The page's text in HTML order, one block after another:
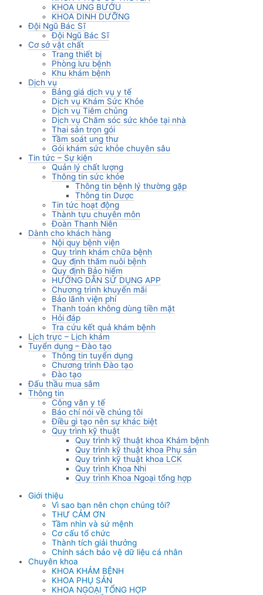
KHOA UNG BƯỚU
KHOA DINH DƯỠNG
Đội Ngũ Bác Sĩ
Đội Ngũ Bác Sĩ
Cơ sở vật chất
Trang thiết bị
Phòng lưu bệnh
Khu khám bệnh
Dịch vụ
Bảng giá dịch vụ y tế
Dịch vụ Khám Sức Khỏe
Dịch vụ Tiêm chủng
Dịch vụ Chăm sóc sức khỏe tại nhà
Thai sản trọn gói
Tầm soát ung thư
Gói khám sức khỏe chuyên sâu
Tin tức – Sự kiện
Quản lý chất lượng
Thông tin sức khỏe
Thông tin bệnh lý thường gặp
Thông tin Dược
Tin tức hoạt động
Thành tựu chuyên môn
Đoàn Thanh Niên
Dành cho khách hàng
Nội quy bệnh viện
Quy trình khám chữa bệnh
Quy định thăm nuôi bệnh
Quy định Bảo hiểm
HƯỚNG DẪN SỬ DỤNG APP
Chương trình khuyến mãi
Bảo lãnh viện phí
Thanh toán không dùng tiền mặt
Hỏi đáp
Tra cứu kết quả khám bệnh
Lịch trực – Lịch khám
Tuyển dụng – Đào tạo
Thông tin tuyển dụng
Chương trình Đào tạo
Đào tạo
Đấu thầu mua sắm
Thông tin
Công văn y tế
Báo chí nói về chúng tôi
Điều gì tạo nên sự khác biệt
Quy trình kỹ thuật
Quy trình kỹ thuật khoa Khám bệnh
Quy trình kỹ thuật khoa Phụ sản
Quy trình kỹ thuật khoa LCK
Quy trình Khoa Nhi
Quy trình Khoa Ngoại tổng hợp
Giới thiệu
Vì sao bạn nên chọn chúng tôi?
THƯ CẢM ƠN
Tầm nhìn và sứ mệnh
Cơ cấu tổ chức
Thành tích giải thưởng
Chính sách bảo vệ dữ liệu cá nhân
Chuyên khoa
KHOA KHÁM BỆNH
KHOA PHỤ SẢN
KHOA NGOẠI TỔNG HỢP